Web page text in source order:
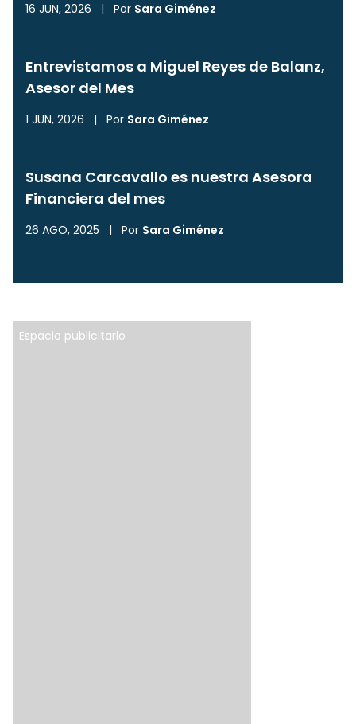
16 JUN, 2026 | Por Sara Giménez
Entrevistamos a Miguel Reyes de Balanz,
Asesor del Mes
1 JUN, 2026 | Por Sara Giménez
Susana Carcavallo es nuestra Asesora
Financiera del mes
26 AGO, 2025 | Por Sara Giménez
Espacio publicitario